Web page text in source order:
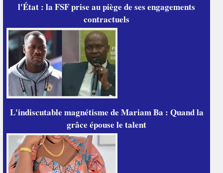
l'État : la FSF prise au piège de ses engagements
contractuels
L'indiscutable magnétisme de Mariam Ba : Quand la
grâce épouse le talent